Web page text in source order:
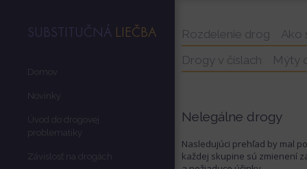
SUBSTITUČNÁ LIEČBA
Domov
Novinky
Úvod do drogovej
problematiky
Závislosť na drogách
Rozdelenie drog
Ako
Drogy v číslach
Mýty
Nelegálne drogy
Nasledujúci prehľad by mal
každej skupine sú zmienení